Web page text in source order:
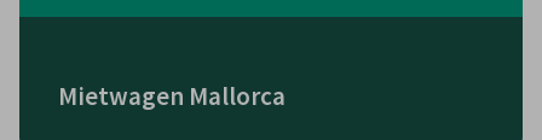
Mietwagen Mallorca